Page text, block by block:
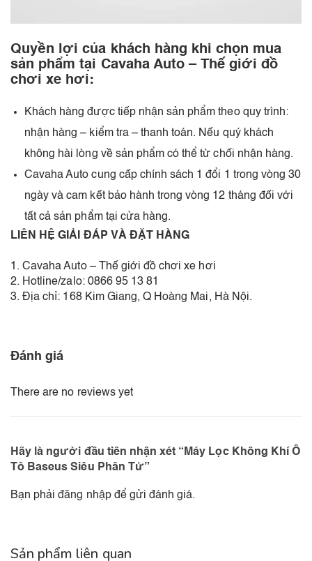
Quyền lợi của khách hàng khi chọn mua
sản phẩm tại Cavaha Auto – Thế giới đồ
chơi xe hơi:
Khách hàng được tiếp nhận sản phẩm theo quy trình:
nhận hàng – kiểm tra – thanh toán. Nếu quý khách
không hài lòng về sản phẩm có thể từ chối nhận hàng.
Cavaha Auto cung cấp chính sách 1 đổi 1 trong vòng 30
ngày và cam kết bảo hành trong vòng 12 tháng đối với
tất cả sản phẩm tại cửa hàng.
LIÊN HỆ GIẢI ĐÁP VÀ ĐẶT HÀNG
1. Cavaha Auto – Thế giới đồ chơi xe hơi
2. Hotline/zalo: 0866 95 13 81
3. Địa chỉ: 168 Kim Giang, Q Hoàng Mai, Hà Nội.
Đánh giá
There are no reviews yet
Hãy là người đầu tiên nhận xét “Máy Lọc Không Khí Ô
Tô Baseus Siêu Phân Tử”
Bạn phảiđăng nhậpđể gửi đánh giá.
Sản phẩm liên quan